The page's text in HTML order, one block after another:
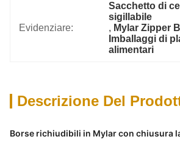
Evidenziare:
Sacchetto di
sigillabile
, Mylar Zipper
Imballaggi di
alimentari
Descrizione Del
Borse richiudibili in Mylar con chiusura